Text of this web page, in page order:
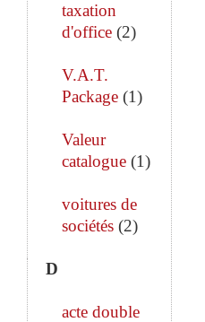
taxation
d'office (2)
V.A.T.
Package (1)
Valeur
catalogue (1)
voitures de
sociétés (2)
D
acte double